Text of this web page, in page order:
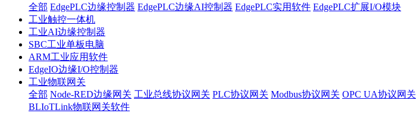
全部 EdgePLC边缘控制器 EdgePLC边缘AI控制器 EdgePLC实用软件 EdgePLC扩展I/O模块
工业触控一体机
工业AI边缘控制器
SBC工业单板电脑
ARM工业应用软件
EdgeIO边缘I/O控制器
工业物联网关
全部 Node-RED边缘网关 工业总线协议网关 PLC协议网关 Modbus协议网关 OPC UA协议网关
BLIoTLink物联网关软件